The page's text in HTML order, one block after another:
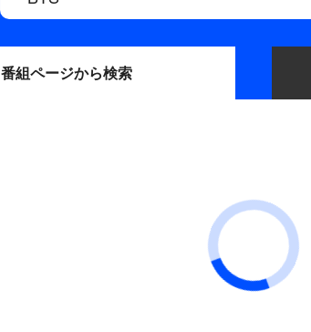
番組ページから検索